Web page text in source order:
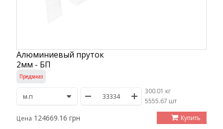
Алюминиевый пруток
2мм - БП
Предзаказ
300.01 кг
/5555.67 шт
Цена 124669.16 грн Купить